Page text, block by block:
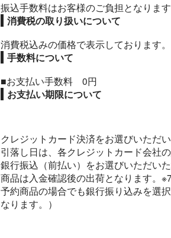
振込手数料はお客様のご負担となりま
消費税の取り扱いについて
消費税込みの価格で表示しております。
手数料について
■お支払い手数料 0円
お支払い期限について
クレジットカード決済をお選びいただ
引落し日は、各クレジットカード会社
銀行振込（前払い）をお選びいただい
商品は入金確認後の出荷となります。
予約商品の場合でも銀行振り込みを選
なります。）